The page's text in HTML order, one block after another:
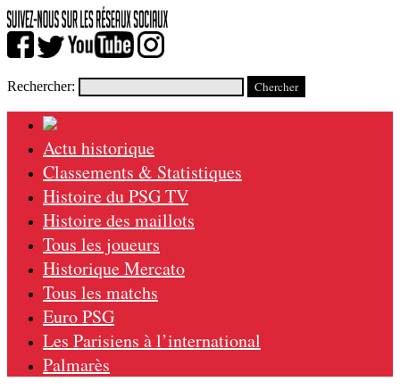
Rechercher:
Actu historique
Classements & Statistiques
Histoire du PSG TV
Histoire des maillots
Tous les joueurs
Historique Mercato
Tous les matchs
Euro PSG
Les Parisiens à l’international
Palmarès